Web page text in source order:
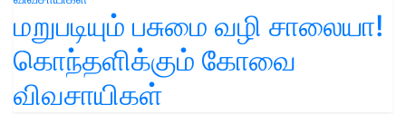
மறுபடியும் பசுமை வழி சாலையா!
கொந்தளிக்கும் கோவை
விவசாயிகள்